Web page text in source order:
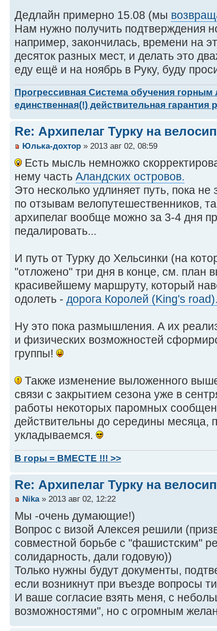
Дедлайн примерно 15.08 (мы
Нам нужно получить подтверждения
например, закончилась, времени на
десяток разных мест, и делать это
еду ещё и на ноябрь в Руку, буду
Прогрессивная Система обучения
единственная(!) действительная гарантия
Re: Архипелаг Турку на
Юлька-дохтор » 2013 авг 02, 08:59
Есть мысль немножко
нему часть Аландских островов.
Это несколько удлиняет путь, пока
по отзывам велопутешественников,
архипелаг вообще можно за 3-4 дня
педалировать...
И путь от Турку до Хельсинки (на
"отложено" три дня в конце, см. план
красивейшему маршруту, который
одолеть - дорога Королей (King's
Ну это пока размышления. А их
и физических возможностей
группы!
Также изменение выложенного
связи с закрытием сезона уже в
работы некоторых паромных
действительны до середины месяца,
укладываемся.
В горы = ВМЕСТЕ !!! >>
Re: Архипелаг Турку на
Nika» 2013 авг 02, 12:22
Мы -очень думающие!)
Вопрос с визой Алексея решили
совместной борьбе с "фашистским"
солидарность, дали годовую))
Только нужны будут документы,
если возникнут при въезде вопросы
И ваше согласие взять меня, с
возможностями", но с огромным